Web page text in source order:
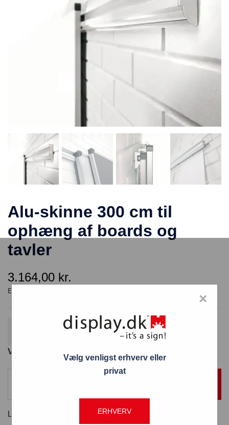
Alu-skinne 300 cm til
ophæng af boards og
tavler
3.164,00 kr.
Gratis fragt
Fordi varen koster over 800 kr. ekskl. moms
Varenummer: RP/300
Levering: 8 - 10 hverdage
Vælg venligst erhverv eller
privat
ERHVERV
×